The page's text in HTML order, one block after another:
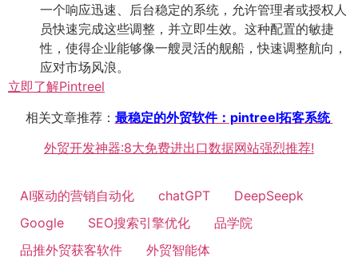
一个响应迅速、后台稳定的系统，允许管理者或授权人
员快速完成这些调整，并立即生效。这种配置的敏捷
性，使得企业能够像一艘灵活的舰船，快速调整航向，
应对市场风浪。
立即了解Pintreel
相关文章推荐： 最稳定的外贸软件：pintreel拓客系统
外贸开发神器:8大免费进出口数据网站强烈推荐!
AI驱动的营销自动化 chatGPT
DeepSeepk
Google
SEO搜索引擎优化
品学院
品推外贸获客软件
外贸智能体